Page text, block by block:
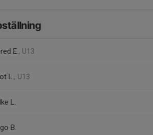
E., U13
L., U13
L.
B.